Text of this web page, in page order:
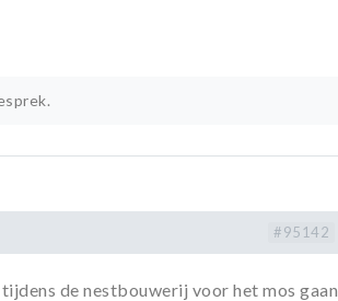
#95142
de nestbouwerij voor het mos gaan.